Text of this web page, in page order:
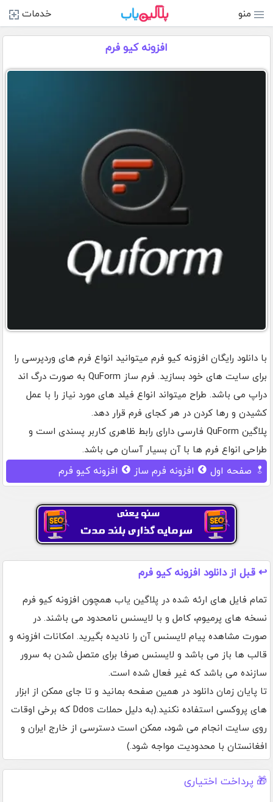
منو خدمات
افزونه کیو فرم
با دانلود رایگان افزونه کیو فرم میتوانید انواع فرم های وردپرسی را
برای سایت های خود بسازید. فرم ساز QuForm به صورت درگ اند
دراپ می باشد. طراح میتواند انواع فیلد های مورد نیاز را با عمل
کشیدن و رها کردن در هر کجای فرم قرار دهد.
پلاگین QuForm فارسی دارای رابط ظاهری کاربر پسندی است و
طراحی انواع فرم ها با آن بسیار آسان می باشد.
صفحه اول افزونه فرم ساز افزونه کیو فرم
↩️ قبل از دانلود افزونه کیو فرم
تمام فایل های ارئه شده در پلاگین یاب همچون افزونه کیو فرم
نسخه های پرمیوم، کامل و با لایسنس نامحدود می باشند. در
صورت مشاهده پیام لایسنس آن را نادیده بگیرید. امکانات افزونه و
قالب ها باز می باشد و لایسنس صرفا برای متصل شدن به سرور
سازنده می باشد که غیر فعال شده است.
تا پایان زمان دانلود در همین صفحه بمانید و تا جای ممکن از ابزار
های پروکسی استفاده نکنید.(به دلیل حملات Ddos که برخی اوقات
روی سایت انجام می شود، ممکن است دسترسی از خارج ایران و
افغانستان با محدودیت مواجه شود.)
🎁 پرداخت اختیاری